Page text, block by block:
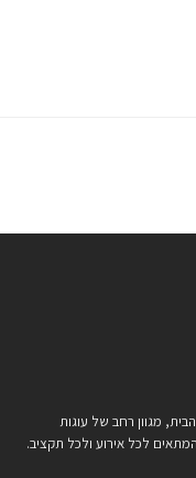
מגוון רחב של עוגות
לכל אירוע ולכל תקציב.